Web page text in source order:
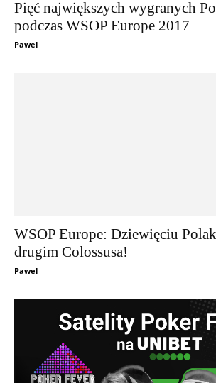
Pięć największych wygranych
podczas WSOP Europe 2017
Pawel
WSOP Europe: Dziewięciu
drugim Colossusa!
Pawel